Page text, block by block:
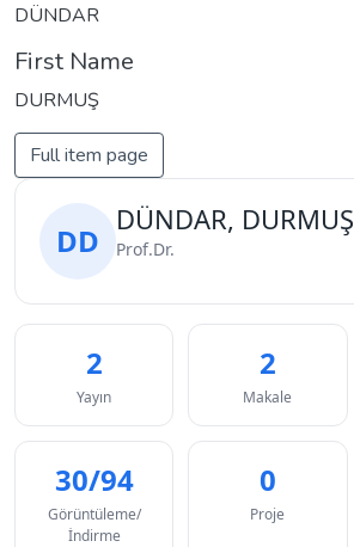
DÜNDAR
First Name
DURMUŞ
Full item page
DD
DÜNDAR, DURMUŞ
Prof.Dr.
2
Yayın
2
Makale
30/94
Görüntüleme/
İndirme
0
Proje